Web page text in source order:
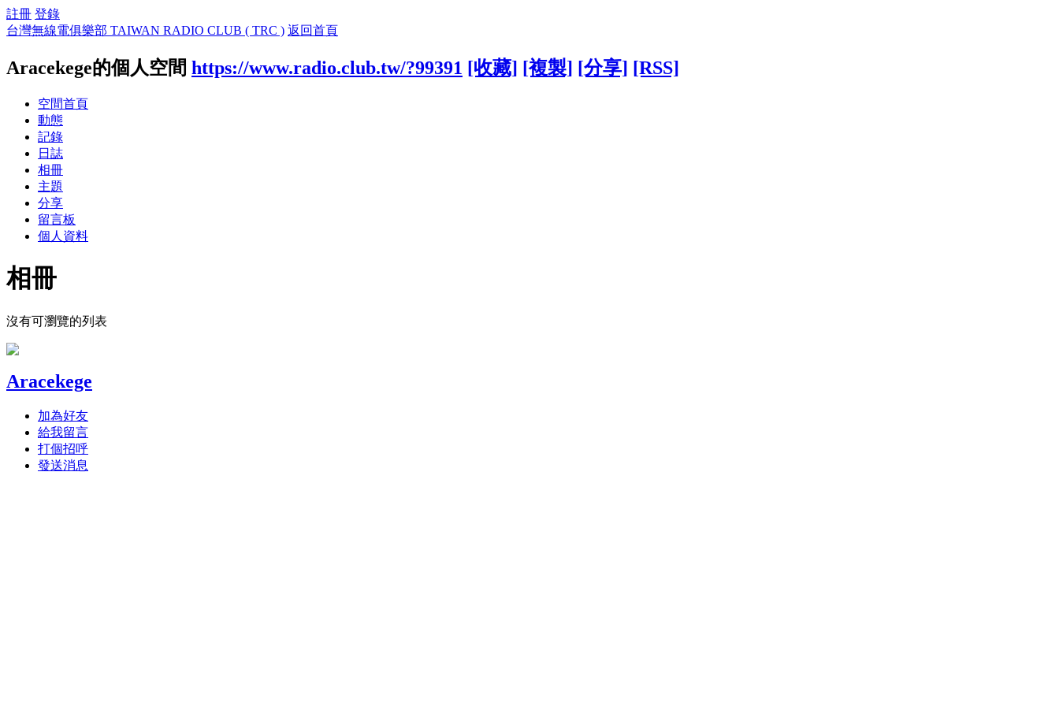
註冊 登錄
台灣無線電俱樂部 TAIWAN RADIO CLUB ( TRC ) 返回首頁
Aracekege的個人空間 https://www.radio.club.tw/?99391 [收藏] [複製] [分享] [RSS]
空間首頁
動態
記錄
日誌
相冊
主題
分享
留言板
個人資料
相冊
沒有可瀏覽的列表
Aracekege
加為好友
給我留言
打個招呼
發送消息